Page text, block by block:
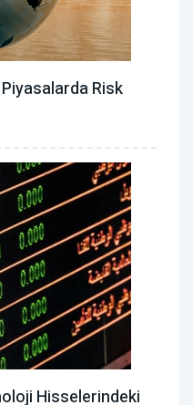
Risk
Hisselerindeki